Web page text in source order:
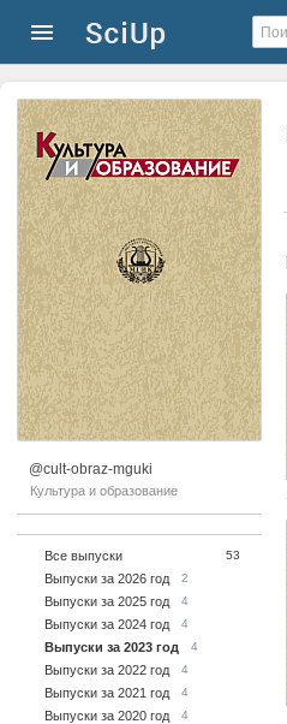
@cult-obraz-mguki
Культура и образование
Все выпуски 53
Выпуски за 2026 год 2
Выпуски за 2025 год 4
Выпуски за 2024 год 4
Выпуски за 2023 год 4
Выпуски за 2022 год 4
Выпуски за 2021 год 4
Выпуски за 2020 год 4